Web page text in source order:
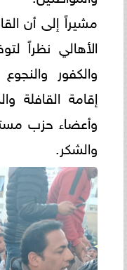
مشيراً إلى أن
الأهالي نظراً
والكفور
إقامة القافلة
وأعضاء حزب
والشكر.